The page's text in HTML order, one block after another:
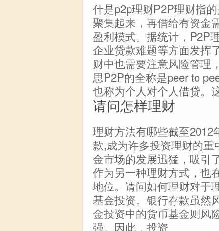
什是p2p理财P2P理财指
聚集起来，再借给有资金
盈利模式。据统计，P2P
企业贷款难题等方面发挥
财中也需要注意风险管理
思P2P的全称是peer to
也称为个人对个人借贷。
请问怎样理财
理财方法有哪些截至
款,成为许多投资理财的
金市场的发展迅猛，吸引
作为另一种理财方式，也
地位。请问如何理财对于
基金投资。银行存款虽然
金投资中的货币基金则风
强。因此，投资